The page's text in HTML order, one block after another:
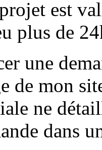
est
plus de
une
de mon
ne
dans